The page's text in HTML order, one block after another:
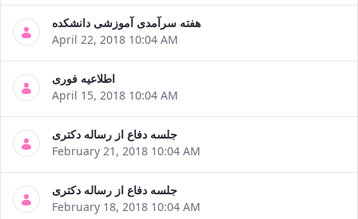
هفته سرآمدی آموزشی دانشکده
April 22, 2018 10:04 AM
اطلاعیه فوری
April 15, 2018 10:04 AM
جلسه دفاع از رساله دکتری
February 21, 2018 10:04 AM
جلسه دفاع از رساله دکتری
February 18, 2018 10:04 AM